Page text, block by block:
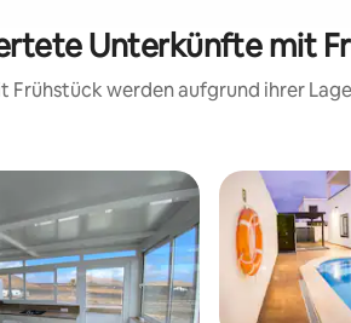
Unterkünfte mit
Frühstück werden aufgrund ihrer